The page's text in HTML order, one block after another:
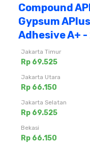
Compound
Gypsum
Adhesive A+ -
Jakarta Timur
Rp 69.525
Jakarta Utara
Rp 66.150
Jakarta Selatan
Rp 69.525
Bekasi
Rp 66.150